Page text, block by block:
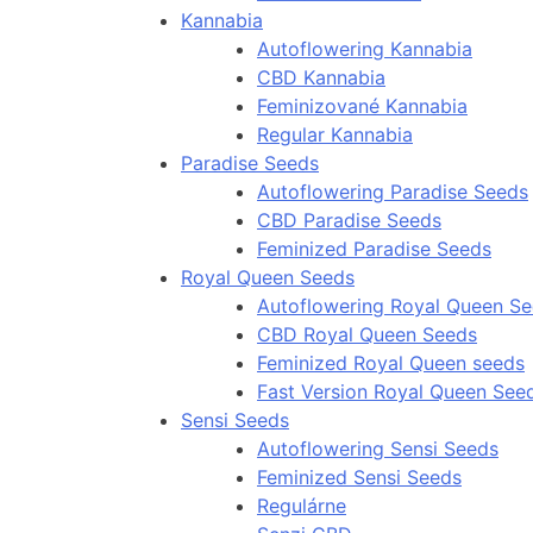
Kannabia
Autoflowering Kannabia
CBD Kannabia
Feminizované Kannabia
Regular Kannabia
Paradise Seeds
Autoflowering Paradise Seeds
CBD Paradise Seeds
Feminized Paradise Seeds
Royal Queen Seeds
Autoflowering Royal Queen
CBD Royal Queen Seeds
Feminized Royal Queen seeds
Fast Version Royal Queen
Sensi Seeds
Autoflowering Sensi Seeds
Feminized Sensi Seeds
Regulárne